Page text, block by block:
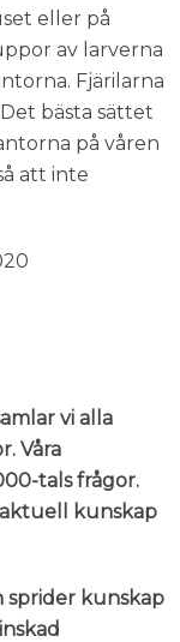
eller på
av larverna
Fjärilarna
bästa sättet
på våren
att inte
vi alla
Våra
tals frågor.
kunskap
sprider kunskap